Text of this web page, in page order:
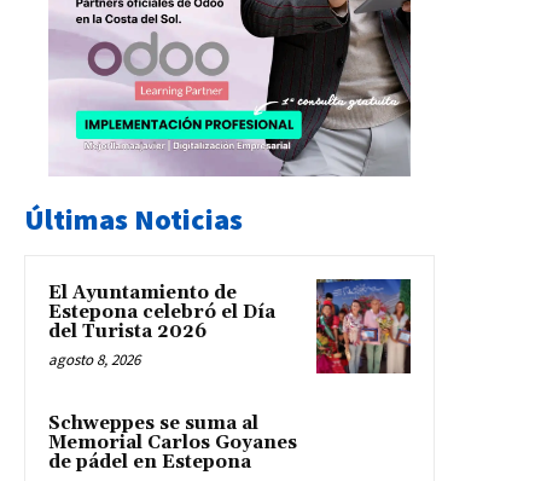
Últimas Noticias
El Ayuntamiento de
Estepona celebró el Día
del Turista 2026
agosto 8, 2026
Schweppes se suma al
Memorial Carlos Goyanes
de pádel en Estepona